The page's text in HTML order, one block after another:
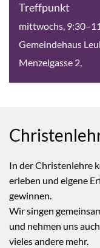
Treffpunkt
mittwochs,
Gemeindehaus
Menzelgasse 2,
In der Christenlehre
erleben und eigene
gewinnen.
Wir singen
und nehmen uns
vieles andere mehr.